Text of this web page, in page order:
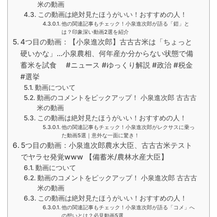
米の動画
この動画は絶対見たほうがいい！おすすめの人！
他の関連記事もチェック！小泉進次郎が語る「鎧」と
は？印象深い動画2選を紹介
4つ目の動画：【小泉進次郎】古古古米は「ちょっと
硬いかな」…小泉農相、何年産か分からない状態で備
蓄米を試食 #ニュース #ゆっくり解説 #政治 #税金
#選挙
動画について
動画のコメントをピックアップ！ 小泉進次郎 古古古
米の動画
この動画は絶対見たほうがいい！おすすめの人！
他の関連記事もチェック！小泉進次郎がレクサスに乗っ
た動画5選｜意外な一面に驚き！
5つ目の動画：小泉進次郎農水大臣、古古古米テスト
でヤラセ発覚www 【備蓄米/農林水産大臣】
動画について
動画のコメントをピックアップ！ 小泉進次郎 古古古
米の動画
この動画は絶対見たほうがいい！おすすめの人！
他の関連記事もチェック！小泉進次郎が語る「コメ」へ
の想いとは？必見動画5選